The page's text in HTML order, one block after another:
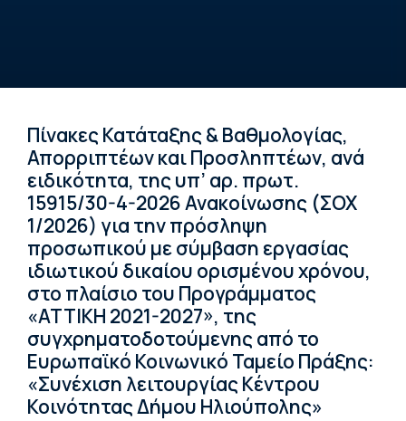
Πίνακες Κατάταξης & Βαθμολογίας,
Απορριπτέων και Προσληπτέων, ανά
ειδικότητα, της υπ’ αρ. πρωτ.
15915/30-4-2026 Ανακοίνωσης (ΣΟΧ
1/2026) για την πρόσληψη
προσωπικού με σύμβαση εργασίας
ιδιωτικού δικαίου ορισμένου χρόνου,
στο πλαίσιο του Προγράμματος
«ΑΤΤΙΚΗ 2021-2027», της
συγχρηματοδοτούμενης από το
Ευρωπαϊκό Κοινωνικό Ταμείο Πράξης:
«Συνέχιση λειτουργίας Κέντρου
Κοινότητας Δήμου Ηλιούπολης»